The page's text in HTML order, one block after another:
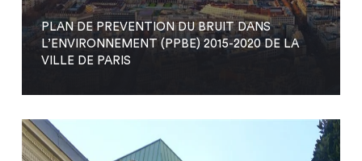
PLAN DE PREVENTION DU BRUIT DANS
L’ENVIRONNEMENT (PPBE) 2015-2020 DE LA
VILLE DE PARIS